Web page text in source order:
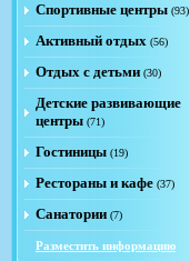
Спортивные центры (93)
Активный отдых (56)
Отдых с детьми (30)
Детские развивающие
центры (71)
Гостиницы (19)
Рестораны и кафе (37)
Санатории (7)
Разместить информацию